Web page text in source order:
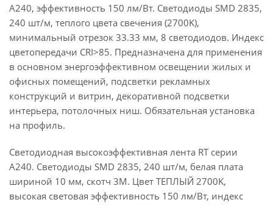
A240, эффективность 150 лм/Вт. Светодиоды SMD 2835,
240 шт/м, теплого цвета свечения (2700K),
минимальный отрезок 33.33 мм, 8 светодиодов. Индекс
цветопередачи CRI>85. Предназначена для применения
в основном энергоэффективном освещении жилых и
офисных помещений, подсветки рекламных
конструкций и витрин, декоративной подсветки
интерьера, потолочных ниш. Обязательная установка
на профиль.
Светодиодная высокоэффективная лента RT серии
A240. Светодиоды SMD 2835, 240 шт/м, белая плата
шириной 10 мм, скотч 3M. Цвет ТЕПЛЫЙ 2700K,
высокая световая эффективность 150 лм/Вт, индекс